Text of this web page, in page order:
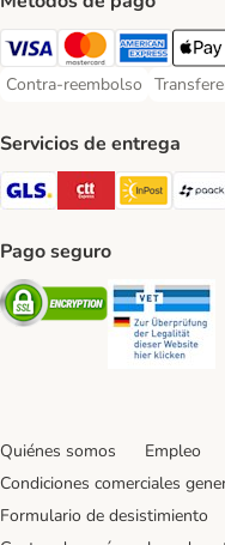
Visa Payment Method
Mastercard Payment
AmericanApple
Contra-reembolso
Contra-reembolso Payment
Servicios de entrega
GLS Shipping Method
CTTExpress
Pago seguro
Security
Quiénes somos Empleo
Condiciones comerciales
Formulario de desistimiento